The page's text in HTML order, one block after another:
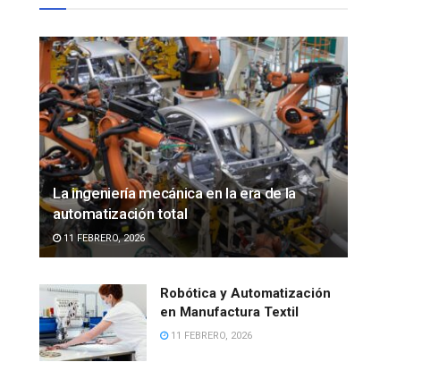
La ingeniería mecánica en la era de la
automatización total
11 FEBRERO, 2026
Robótica y Automatización
en Manufactura Textil
11 FEBRERO, 2026